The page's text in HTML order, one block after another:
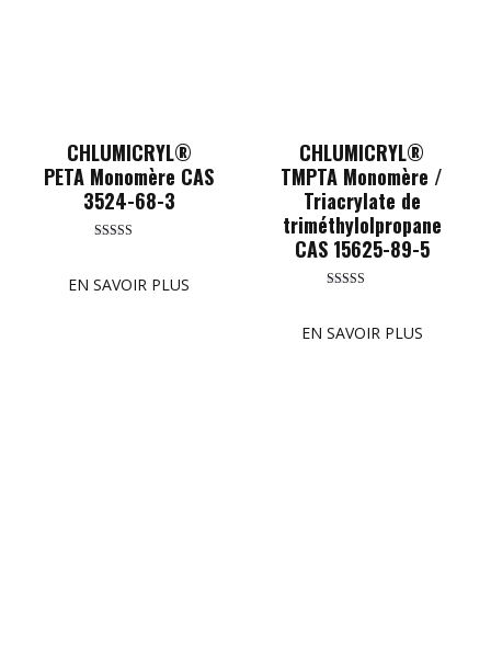
CHLUMICRYL®
PETA Monomère CAS
3524-68-3
EN SAVOIR PLUS
CHLUMICRYL®
TMPTA Monomère /
Triacrylate de
triméthylolpropane
CAS 15625-89-5
EN SAVOIR PLUS